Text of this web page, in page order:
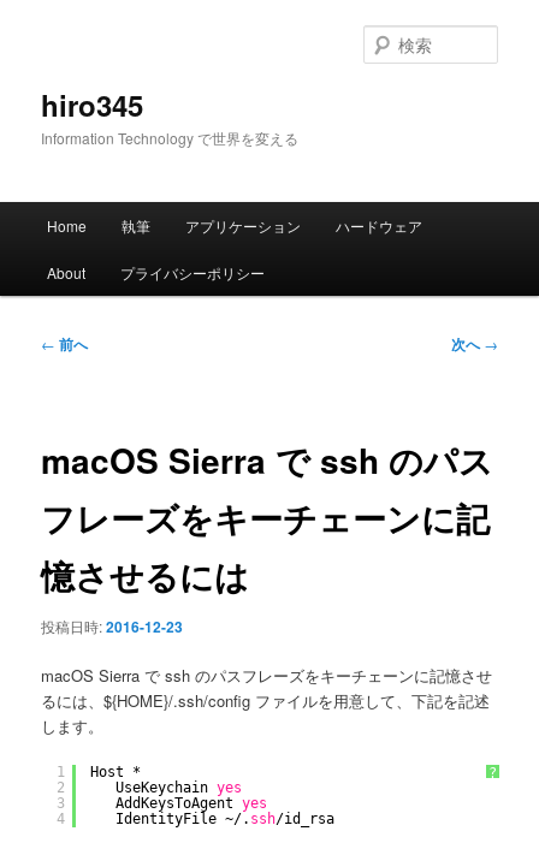
hiro345
Information Technology で世界を変える
索
メ
Home 執筆 アプリケーション ハードウェア
About プライバシーポリシー
投
ー
ョ
ン
← 前へ 次へ→
macOS Sierra で ssh のパス
フレーズをキーチェーンに記
憶させるには
投稿日時:2016-12-23
macOS Sierra で ssh のパスフレーズをキーチェーンに記憶させ
るには、${HOME}/.ssh/config ファイルを用意して、下記を記述
します。
?
1
2
3
4
Host *
UseKeychain yes
AddKeysToAgent yes
IdentityFile ~/. ssh/id_rsa